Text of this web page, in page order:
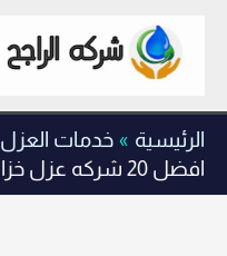
المحتوى
الرئيسية خدمات العزل
افضل 20 شركه عزل خزانات بالرياض 0555636294